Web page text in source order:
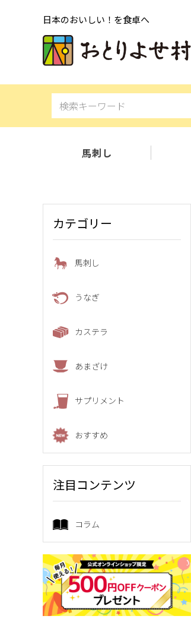
日本のおいしい！を食卓へ
馬刺し
カテゴリー
馬刺し
うなぎ
カステラ
あまざけ
サプリメント
おすすめ
注目コンテンツ
コラム